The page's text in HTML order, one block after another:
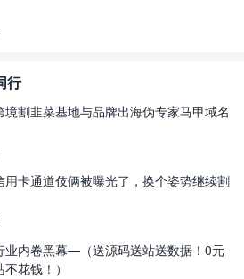
行
境割韭菜基地与品牌出海伪专家马甲域名
用卡通道伎俩被曝光了，换个姿势继续割
业内卷黑幕—（送源码送站送数据！0元
花钱！）